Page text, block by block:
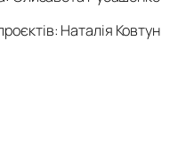
Наталія Ковтун